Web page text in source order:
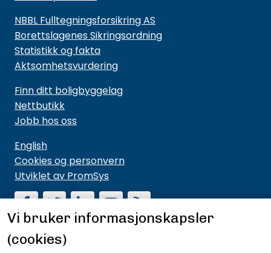
NBBL Fulltegningsforsikring AS
Borettslagenes Sikringsordning
Statistikk og fakta
Aktsomhetsvurdering
Finn ditt boligbyggelag
Nettbutikk
Jobb hos oss
English
Cookies og personvern
Utviklet av PromSys
Motta nyhetsbrev fra NBBL
Vi bruker informasjonskapsler
(cookies)